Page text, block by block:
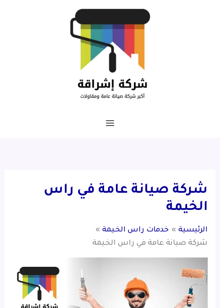
شركة صيانة عامة في راس
الخيمة
الرئيسية
خدمات راس الخيمة
شركة صيانة عامة في راس الخيمة